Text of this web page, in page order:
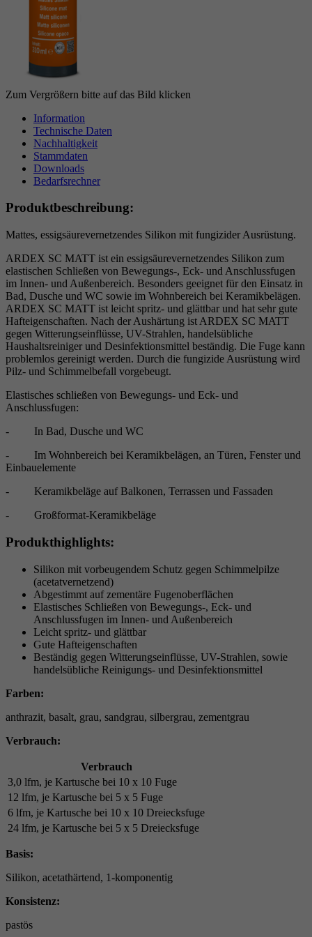
Zum Vergrößern bitte auf das Bild klicken
Information
Technische Daten
Nachhaltigkeit
Stammdaten
Downloads
Bedarfsrechner
Produktbeschreibung:
Mattes, essigsäurevernetzendes Silikon mit fungizider Ausrüstung.
ARDEX SC MATT ist ein essigsäurevernetzendes Silikon zum
elastischen Schließen von Bewegungs-, Eck- und Anschlussfugen
im Innen- und Außenbereich. Besonders geeignet für den Einsatz in
Bad, Dusche und WC sowie im Wohnbereich bei Keramikbelägen.
ARDEX SC MATT ist leicht spritz- und glättbar und hat sehr gute
Hafteigenschaften. Nach der Aushärtung ist ARDEX SC MATT
gegen Witterungseinflüsse, UV-Strahlen, handelsübliche
Haushaltsreiniger und Desinfektionsmittel beständig. Die Fuge kann
problemlos gereinigt werden. Durch die fungizide Ausrüstung wird
Pilz- und Schimmelbefall vorgebeugt.
Elastisches schließen von Bewegungs- und Eck- und
Anschlussfugen:
- In Bad, Dusche und WC
- Im Wohnbereich bei Keramikbelägen, an Türen, Fenster und
Einbauelemente
- Keramikbeläge auf Balkonen, Terrassen und Fassaden
- Großformat-Keramikbeläge
Produkthighlights:
Silikon mit vorbeugendem Schutz gegen Schimmelpilze
(acetatvernetzend)
Abgestimmt auf zementäre Fugenoberflächen
Elastisches Schließen von Bewegungs-, Eck- und
Anschlussfugen im Innen- und Außenbereich
Leicht spritz- und glättbar
Gute Hafteigenschaften
Beständig gegen Witterungseinflüsse, UV-Strahlen, sowie
handelsübliche Reinigungs- und Desinfektionsmittel
Farben:
anthrazit, basalt, grau, sandgrau, silbergrau, zementgrau
Verbrauch:
Verbrauch
3,0 lfm, je Kartusche bei 10 x 10 Fuge
12 lfm, je Kartusche bei 5 x 5 Fuge
6 lfm, je Kartusche bei 10 x 10 Dreiecksfuge
24 lfm, je Kartusche bei 5 x 5 Dreiecksfuge
Basis:
Silikon, acetathärtend, 1-komponentig
Konsistenz:
pastös
Laufzeit
Zweck